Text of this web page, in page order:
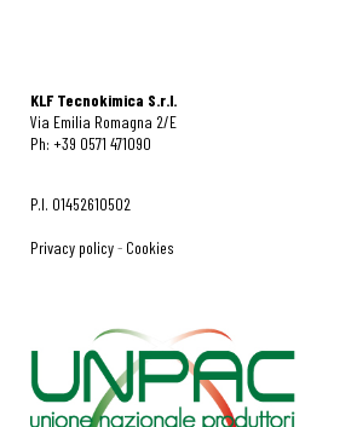
KLF Tecnokimica S.r.l.
Via Emilia Romagna 2/E
Ph: +39 0571 471090
P.I. 01452610502
Privacy policy- Cookies